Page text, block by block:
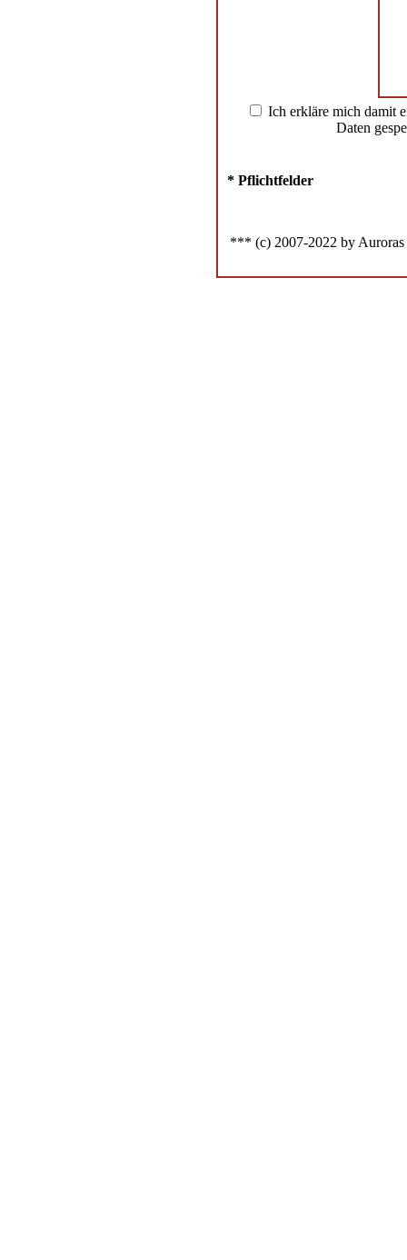
Ich erkläre mich damit
Daten
* Pflichtfelder
*** (c) 2007-2022 by